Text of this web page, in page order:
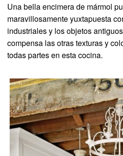
Una bella encimera de mármol
maravillosamente yuxtapuesta
industriales y los objetos
compensa las otras texturas y
todas partes en esta cocina.